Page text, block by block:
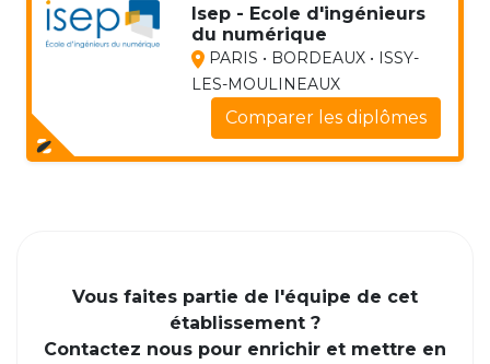
Isep - Ecole d'ingénieurs
du numérique
PARIS • BORDEAUX • ISSY-
LES-MOULINEAUX
Comparer les diplômes
Vous faites partie de l'équipe de cet
établissement ?
Contactez nous pour enrichir et mettre en